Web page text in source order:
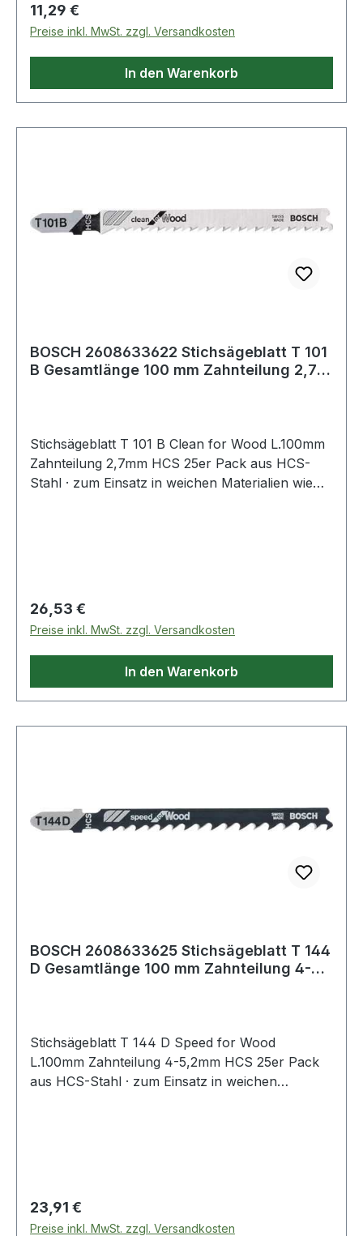
Regulärer Preis:
11,29 €
Preise inkl. MwSt. zzgl. Versandkosten
In den Warenkorb
BOSCH 2608633622 Stichsägeblatt T 101
B Gesamtlänge 100 mm Zahnteilung 2,7
Stichsägeblatt T 101 B Clean for Wood L.100mm
Zahnteilung 2,7mm HCS 25er Pack aus HCS-
Stahl · zum Einsatz in weichen Materialien wie
Regulärer Preis:
26,53 €
Preise inkl. MwSt. zzgl. Versandkosten
In den Warenkorb
BOSCH 2608633625 Stichsägeblatt T 144
D Gesamtlänge 100 mm Zahnteilung 4-
Stichsägeblatt T 144 D Speed for Wood
L.100mm Zahnteilung 4-5,2mm HCS 25er Pack
aus HCS-Stahl · zum Einsatz in weichen
Regulärer Preis:
23,91 €
Preise inkl. MwSt. zzgl. Versandkosten